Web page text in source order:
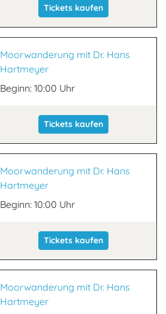
Tickets kaufen
Moorwanderung mit Dr. Hans
Hartmeyer
Beginn: 10:00 Uhr
Tickets kaufen
Moorwanderung mit Dr. Hans
Hartmeyer
Beginn: 10:00 Uhr
Tickets kaufen
Moorwanderung mit Dr. Hans
Hartmeyer